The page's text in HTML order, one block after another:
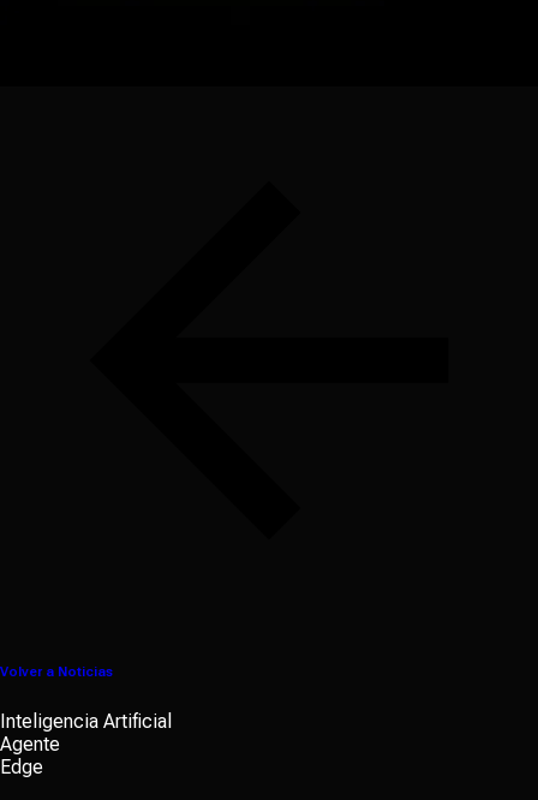
Volver a Noticias
Inteligencia Artificial
Agente
Edge